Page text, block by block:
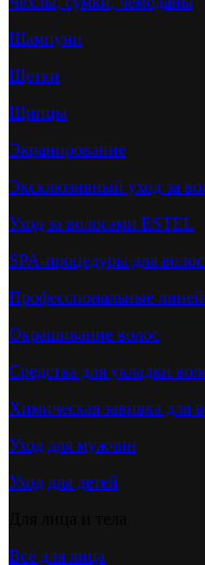
Шампуни
Щетки
Щипцы
Экранирование
Эксклюзивный уход за
Уход за волосами ESTEL
SPA-процедуры для
Профессиональные
Окрашивание волос
Средства для укладки
Химическая завивка для
Уход для мужчин
Уход для детей
Всё для лица